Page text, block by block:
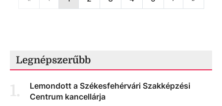
Legnépszerűbb
1.
Lemondott a Székesfehérvári Szakképzési
Centrum kancellárja